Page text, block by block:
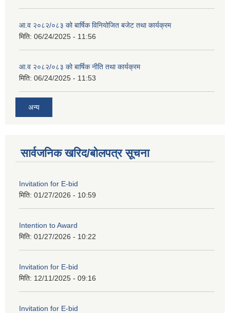
आ.व २०८२/०८३ को बार्षिक विनियोजित बजेट तथा कार्यक्रम
मिति: 06/24/2025 - 11:56
आ.व २०८२/०८३ को बार्षिक नीति तथा कार्यक्रम
मिति: 06/24/2025 - 11:53
अन्य
सार्वजनिक खरिद/बोलपत्र सूचना
Invitation for E-bid
मिति: 01/27/2026 - 10:59
Intention to Award
मिति: 01/27/2026 - 10:22
Invitation for E-bid
मिति: 12/11/2025 - 09:16
Invitation for E-bid